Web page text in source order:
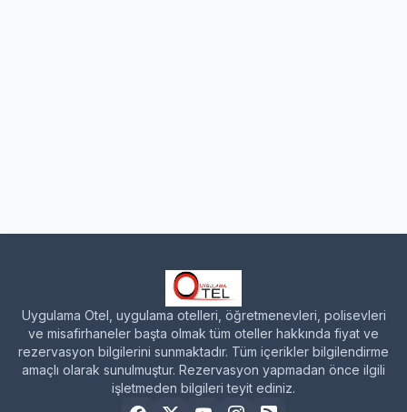
Uygulama Otel, uygulama otelleri, öğretmenevleri, polisevleri
ve misafirhaneler başta olmak tüm oteller hakkında fiyat ve
rezervasyon bilgilerini sunmaktadır. Tüm içerikler bilgilendirme
amaçlı olarak sunulmuştur. Rezervasyon yapmadan önce ilgili
işletmeden bilgileri teyit ediniz.